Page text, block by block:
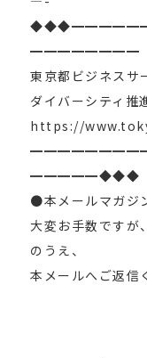
━━━━━━━━
東京都ビジネスサ
ダイバーシティ推
https://
━━━━━◆◆◆
●本メールマガジ
大変お手数ですが
のうえ、
本メールへご返信